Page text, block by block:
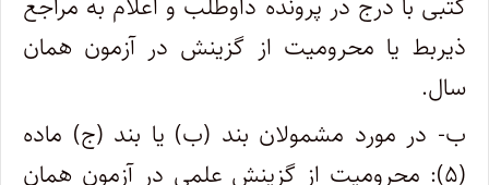
ذیربط یا محرومیت از گزینش در آزمون همان
سال.
ب- در مورد مشمولان بند (ب) یا بند (ج) ماده
(۵): محرومیت از گزینش علمی در آزمون همان